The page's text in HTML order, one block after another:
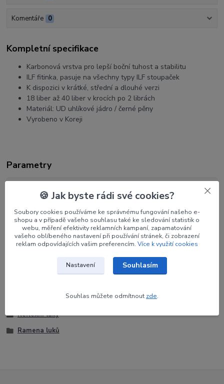
Komentáře 0
Kompletní specifikace
Karbonová vrstva pro lepší boční tuhost a stabilitu
ILF fitinka, pasuje na všechny typy ILF stoupaček
K dispozici v krátké, střední a dlouhé verzi
18 liber až 40 liber v krocích po 2 librách
Materiál: UD uhlíkové jádro / černé pěny
Vyrobeno v Koreji
Parametry
Délka 68"
Reflexní luky
Ramena luků
🍪 Jak byste rádi své cookies?
Soubory cookies používáme ke správnému fungování našeho e-
shopu a v případě vašeho souhlasu také ke sledování statistik o
webu, měření efektivity reklamních kampaní, zapamatování
vašeho oblíbeného nastavení při používání stránek, či zobrazení
reklam odpovídajících vašim preferencím. Více k využití cookies
Nastavení Souhlasím
Souhlas můžete odmítnout zde.